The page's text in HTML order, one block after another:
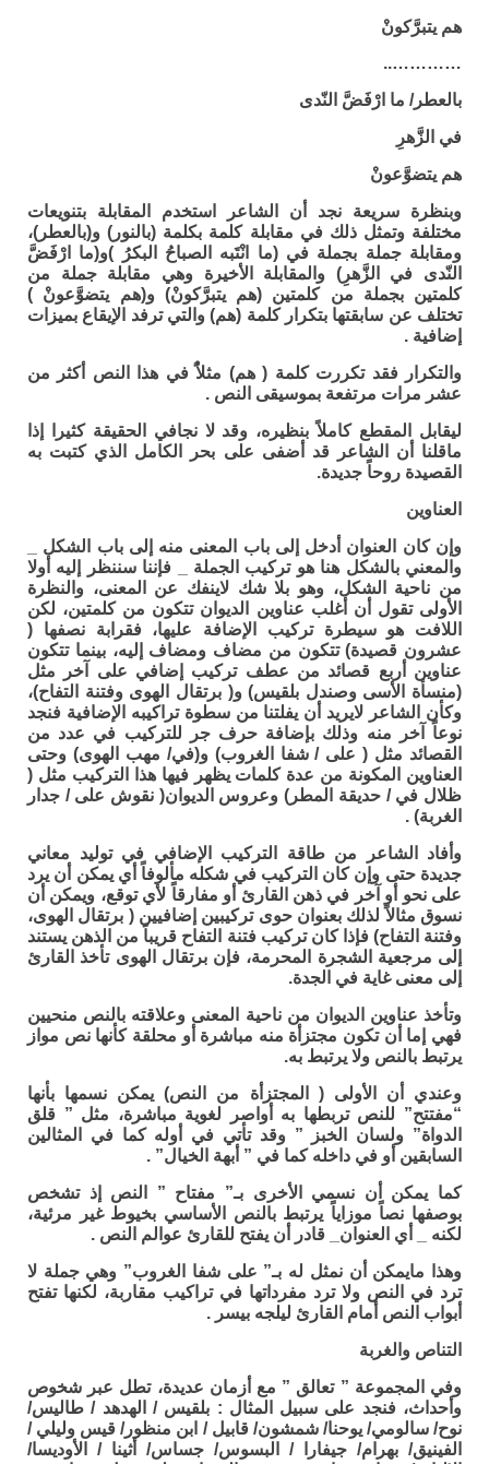
هم يتبرَّكونْ
…………..
بالعطر/ ما ارْفَضَّ النّدى
في الزَّهرِ
هم يتضوَّعونْ
وبنظرة سريعة نجد أن الشاعر استخدم المقابلة بتنويعات
مختلفة وتمثل ذلك في مقابلة كلمة بكلمة (بالنور) و(بالعطر)،
ومقابلة جملة بجملة في (ما انْتَبه الصباحُ البكرُ )و(ما ارْفَضَّ
النّدى في الزَّهرِ) والمقابلة الأخيرة وهي مقابلة جملة من
كلمتين بجملة من كلمتين (هم يتبرَّكونْ) و(هم يتضوَّعونْ )
تختلف عن سابقتها بتكرار كلمة (هم) والتي ترفد الإيقاع بميزات
إضافية .
والتكرار فقد تكررت كلمة ( هم) مثلاًُ في هذا النص أكثر من
عشر مرات مرتفعة بموسيقى النص .
ليقابل المقطع كاملاً بنظيره، وقد لا نجافي الحقيقة كثيرا إذا
ماقلنا أن الشاعر قد أضفى على بحر الكامل الذي كتبت به
القصيدة روحاً جديدة.
العناوين
وإن كان العنوان أدخل إلى باب المعنى منه إلى باب الشكل _
والمعني بالشكل هنا هو تركيب الجملة _ فإننا سننظر إليه أولا
من ناحية الشكل، وهو بلا شك لاينفك عن المعنى، والنظرة
الأولى تقول أن أغلب عناوين الديوان تتكون من كلمتين، لكن
اللافت هو سيطرة تركيب الإضافة عليها، فقرابة نصفها (
عشرون قصيدة) تتكون من مضاف ومضاف إليه، بينما تتكون
عناوين أربع قصائد من عطف تركيب إضافي على آخر مثل
(منسأة الأسى وصندل بلقيس) و( برتقال الهوى وفتنة التفاح)،
وكأن الشاعر لايريد أن يفلتنا من سطوة تراكيبه الإضافية فنجد
نوعاً آخر منه وذلك بإضافة حرف جر للتركيب في عدد من
القصائد مثل ( على / شفا الغروب) و(في/ مهب الهوى) وحتى
العناوين المكونة من عدة كلمات يظهر فيها هذا التركيب مثل (
ظلال في / حديقة المطر) وعروس الديوان( نقوش على / جدار
الغربة) .
وأفاد الشاعر من طاقة التركيب الإضافي في توليد معاني
جديدة حتى وإن كان التركيب في شكله مألوفاً أي يمكن أن يرد
على نحو أو آخر في ذهن القارئ أو مفارقاً لأي توقع، ويمكن أن
نسوق مثالاً لذلك بعنوان حوى تركيبين إضافيين ( برتقال الهوى،
وفتنة التفاح) فإذا كان تركيب فتنة التفاح قريباً من الذهن يستند
إلى مرجعية الشجرة المحرمة، فإن برتقال الهوى تأخذ القارئ
إلى معنى غاية في الجدة.
وتأخذ عناوين الديوان من ناحية المعنى وعلاقته بالنص منحيين
فهي إما أن تكون مجتزأة منه مباشرة أو محلقة كأنها نص مواز
يرتبط بالنص ولا يرتبط به.
وعندي أن الأولى ( المجتزأة من النص) يمكن نسمها بأنها
“مفتتح” للنص تربطها به أواصر لغوية مباشرة، مثل ” قلق
الدواة” ولسان الخبز ” وقد تأتي في أوله كما في المثالين
السابقين أو في داخله كما في ” أبهة الخيال” .
كما يمكن أن نسمي الأخرى بـ” مفتاح ” النص إذ تشخص
بوصفها نصاً موزاياً يرتبط بالنص الأساسي بخيوط غير مرئية،
لكنه _ أي العنوان_ قادر أن يفتح للقارئ عوالم النص .
وهذا مايمكن أن نمثل له بـ” على شفا الغروب” وهي جملة لا
ترد في النص ولا ترد مفرداتها في تراكيب مقاربة، لكنها تفتح
أبواب النص أمام القارئ ليلجه بيسر .
التناص والغربة
وفي المجموعة ” تعالق ” مع أزمان عديدة، تطل عبر شخوص
وأحداث، فنجد على سبيل المثال : بلقيس / الهدهد / طاليس/
نوح/ سالومي/ يوحنا/ شمشون/ قابيل / ابن منظور/ قيس وليلي /
الفينيق/ بهرام/ جيفارا / البسوس/ جساس/ أثينا / الأوديسا/